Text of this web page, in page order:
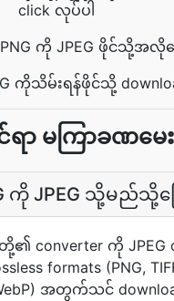
click လုပ်ပါ
ကို JPEG ဖိုင်သို့အလိုလ
သိမ်းရန်ဖိုင်သို့
ရာ မကြာခဏမေ
JPEG သို့မည်သို့ပြ
converter ကို JPEG
formats (PNG,
အတွက်သင်